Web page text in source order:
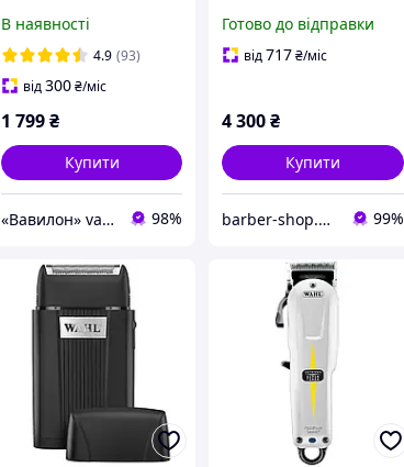
В наявності
4.9 (93)
від300₴/міс
1 799₴
Купити
«Вавилон» vavilon-shop.com.ua 98%
ножовими блоками
Wahl ChroMini Duo
Готово до відправки
від717₴/міс
4 300₴
Купити
barber-shop.club 99%